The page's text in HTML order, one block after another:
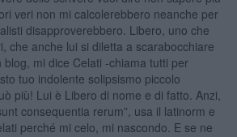
veri non mi calcolerebbero neanche per
disapproverebbero. Libero, uno che
che anche lui si diletta a scarabocchiare
mi dice Celati -chiama tutti per
tuo indolente solipsismo piccolo
più! Lui è Libero di nome e di fatto. Anzi,
consequentia rerum”, usa il latinorm e
perché mi celo, mi nascondo. E se ne